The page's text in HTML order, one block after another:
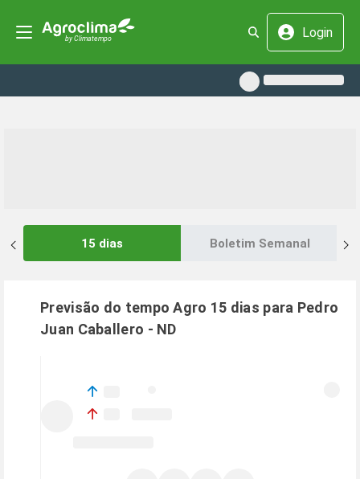
Login
15 dias Boletim Semanal
Previsão do tempo Agro 15 dias para Pedro
Juan Caballero - ND